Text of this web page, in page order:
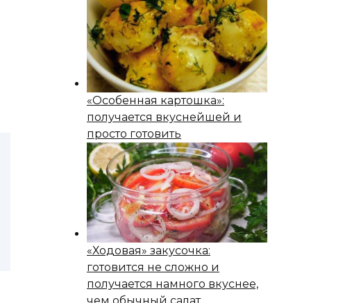
«Особенная картошка»:
получается вкуснейшей и
просто готовить
«Ходовая» закусочка:
готовится не сложно и
получается намного вкуснее,